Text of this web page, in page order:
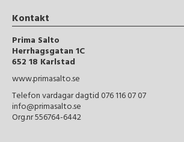
Kontakt
Prima Salto
Herrhagsgatan 1C
652 18 Karlstad
www.primasalto.se
Telefon vardagar dagtid 076 116 07 07
info@primasalto.se
Org.nr 556764-6442